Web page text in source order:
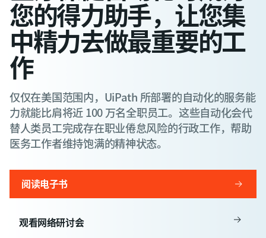
您的得力助手，让您集
中精力去做最重要的工
作
仅仅在美国范围内，UiPath 所部署的自动化的服务能
力就能比肩将近 100 万名全职员工。这些自动化会代
替人类员工完成存在职业倦怠风险的行政工作，帮助
医务工作者维持饱满的精神状态。
阅读电子书
观看网络研讨会